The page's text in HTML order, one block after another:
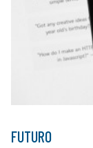
FUTURO